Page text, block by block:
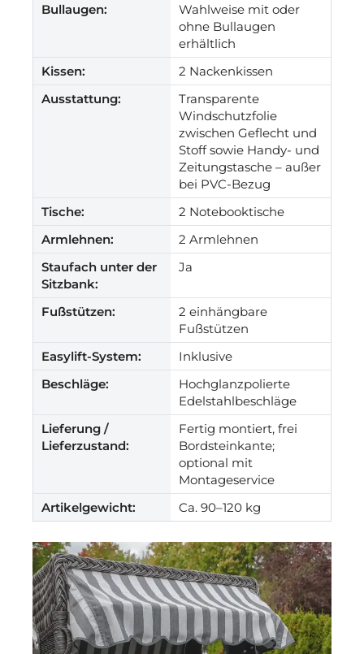
Bullaugen:
Wahlweise mit oder
ohne Bullaugen
erhältlich
Kissen:
2 Nackenkissen
Ausstattung:
Transparente
Windschutzfolie
zwischen Geflecht und
Stoff sowie Handy- und
Zeitungstasche – außer
bei PVC-Bezug
Tische:
2 Notebooktische
Armlehnen:
2 Armlehnen
Staufach unter der
Sitzbank:
Ja
Fußstützen:
2 einhängbare
Fußstützen
Easylift-System:
Inklusive
Beschläge:
Hochglanzpolierte
Edelstahlbeschläge
Lieferung /
Lieferzustand:
Fertig montiert, frei
Bordsteinkante;
optional mit
Montageservice
Artikelgewicht:
Ca. 90–120 kg